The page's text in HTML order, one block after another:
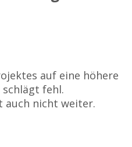
auf eine höhere
fehl.
auch nicht weiter.